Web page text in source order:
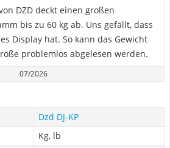
DZD deckt einen großen
bis zu 60 kg ab. Uns gefällt, dass
Display hat. So kann das Gewicht
problemlos abgelesen werden.
07/2026
Dzd DJ-KP
Kg, lb